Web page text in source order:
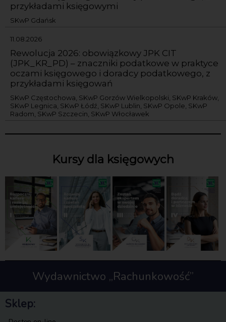
przykładami księgowymi
SKwP Gdańsk
11.08.2026
Rewolucja 2026: obowiązkowy JPK CIT
(JPK_KR_PD) – znaczniki podatkowe w praktyce
oczami księgowego i doradcy podatkowego, z
przykładami księgowań
SKwP Częstochowa, SKwP Gorzów Wielkopolski, SKwP Kraków,
SKwP Legnica, SKwP Łódź, SKwP Lublin, SKwP Opole, SKwP
Radom, SKwP Szczecin, SKwP Włocławek
Kursy dla księgowych
Wydawnictwo „Rachunkowość”
Sklep: